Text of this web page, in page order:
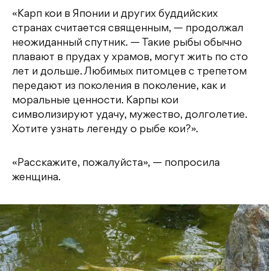
«Карп кои в Японии и других буддийских
странах считается священным, — продолжал
неожиданный спутник. — Такие рыбы обычно
плавают в прудах у храмов, могут жить по сто
лет и дольше. Любимых питомцев с трепетом
передают из поколения в поколение, как и
моральные ценности. Карпы кои
символизируют удачу, мужество, долголетие.
Хотите узнать легенду о рыбе кои?».
«Расскажите, пожалуйста», — попросила
женщина.